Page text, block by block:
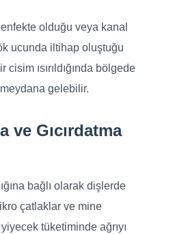
olduğu veya kanal
ucunda iltihap oluştuğu
ısırıldığında bölgede
meydana gelebilir.
ve Gıcırdatma
bağlı olarak dişlerde
çatlaklar ve mine
tüketiminde ağrıyı